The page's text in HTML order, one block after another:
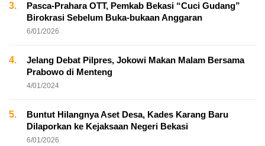
3.
Pasca-Prahara OTT, Pemkab Bekasi “Cuci Gudang”
Birokrasi Sebelum Buka-bukaan Anggaran
6/01/2026
4.
Jelang Debat Pilpres, Jokowi Makan Malam Bersama
Prabowo di Menteng
4/01/2024
5.
Buntut Hilangnya Aset Desa, Kades Karang Baru
Dilaporkan ke Kejaksaan Negeri Bekasi
6/01/2026